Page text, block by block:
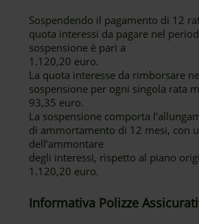
Sospendendo il pagamento di 12
quota interessi da pagare nel
sospensione è pari a
1.120,20 euro.
La quota interesse da rimborsare
sospensione per ogni singola rata
93,35 euro.
La sospensione comporta
di ammortamento di 12 mesi, con
dell’ammontare
degli interessi, rispetto al piano
1.120,20 euro.
Informativa Polizze